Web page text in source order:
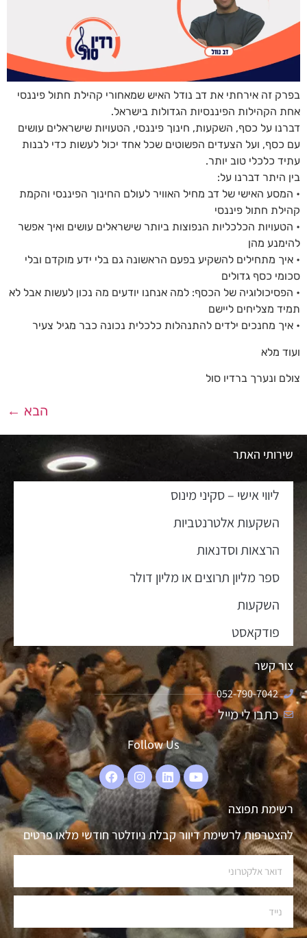
בפרק זה אירחתי את דב נודל האיש שמאחורי קהילת חתול פיננסי
אחת הקהילות הפיננסיות הגדולות בישראל.
דברנו על כסף, השקעות, חינוך פיננסי, הטעויות שישראלים עושים
עם כסף, ועל הצעדים הפשוטים שכל אחד יכול לעשות כדי לבנות
עתיד כלכלי טוב יותר.
בין היתר דברנו על:
• המסע האישי של דב מחיל האוויר לעולם החינוך הפיננסי והקמת
קהילת חתול פיננסי
• הטעויות הכלכליות הנפוצות ביותר שישראלים עושים ואיך אפשר
להימנע מהן
• איך מתחילים להשקיע בפעם הראשונה גם בלי ידע מוקדם ובלי
סכומי כסף גדולים
• הפסיכולוגיה של הכסף: למה אנחנו יודעים מה נכון לעשות אבל לא
תמיד מצליחים ליישם
• איך מחנכים ילדים להתנהלות כלכלית נכונה כבר מגיל צעיר
ועוד מלא
צולם ונערך ברדיו סול
הבא ←
שירותי האתר
ליווי אישי – סקיני מינוס
השקעות אלטרנטביות
הרצאות וסדנאות
ספר מליון תרוצים או מליון דולר
השקעות
פודקאסט
צור קשר
052-790-7042
כתבו לי מייל
Follow Us
רשימת תפוצה
להצטרפות לרשימת דיוור קבלת ניוזלטר חודשי מלאו פרטים